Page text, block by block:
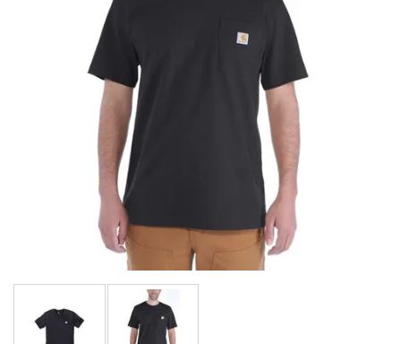
SLEVY A VÝPRODEJ
LIMITOVANÉ EDICE